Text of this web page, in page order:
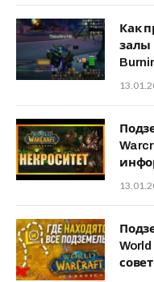
Как
залы